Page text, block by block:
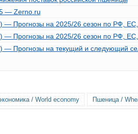
— Zerno.ru
Прогнозы на 2025/26 сезон по РФ, ЕС,
Прогнозы на 2025/26 сезон по РФ, ЕС,
— Прогнозы на текущий и следующий
/ World economy Пшеница /